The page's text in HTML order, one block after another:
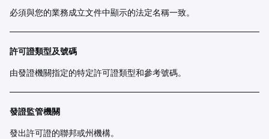
必須與您的業務成立文件中顯示的法定名稱一致。
許可證類型及號碼
由發證機關指定的特定許可證類型和參考號碼。
發證監管機關
發出許可證的聯邦或州機構。